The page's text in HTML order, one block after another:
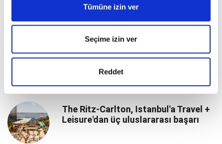
Tümüne izin ver
Seçime izin ver
Reddet
Doğayla İç İçe Bir Yaz
Akdeniz ve Ege'de Yazın Ayrıcalıklı
Adresleri
The Ritz-Carlton, Istanbul'a Travel +
Leisure'dan üç uluslararası başarı